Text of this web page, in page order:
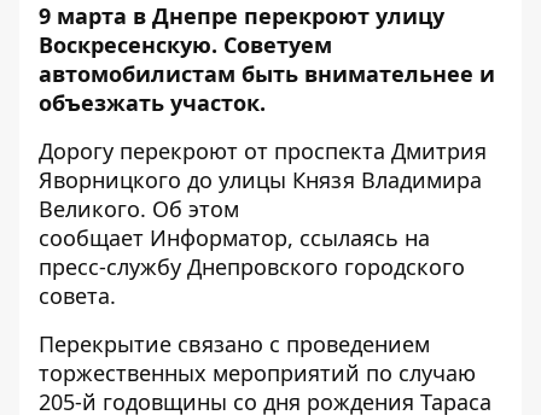
9 марта в Днепре перекроют улицу
Воскресенскую. Советуем
автомобилистам быть внимательнее и
объезжать участок.
Дорогу перекроют от проспекта Дмитрия
Яворницкого до улицы Князя Владимира
Великого. Об этом
сообщает Информатор, ссылаясь на
пресс-службу Днепровского городского
совета.
Перекрытие связано с проведением
торжественных мероприятий по случаю
205-й годовщины со дня рождения Тараса